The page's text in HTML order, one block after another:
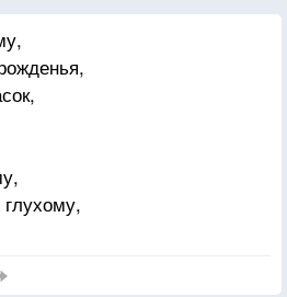
дверь.
мой
Верь!